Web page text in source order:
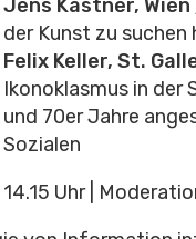
Jens Kastner, Wien
der Kunst zu suchen
Felix Keller, St.
Ikonoklasmus in der
und 70er Jahre
Sozialen
14.15 Uhr |